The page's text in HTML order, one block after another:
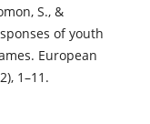
S., &
of youth
European
1–11.